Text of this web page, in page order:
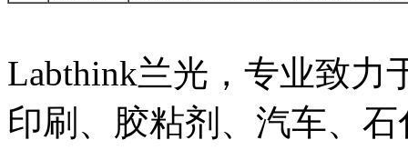
Labthink兰光，专业致力
印刷、胶粘剂、汽车、